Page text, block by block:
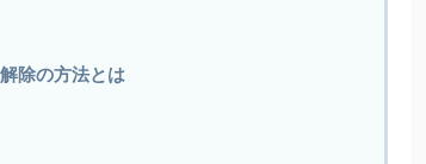
除の方法とは